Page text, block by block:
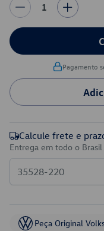
1
Pagamento
Calcule frete e
Entrega em todo o Brasil
Peça Original